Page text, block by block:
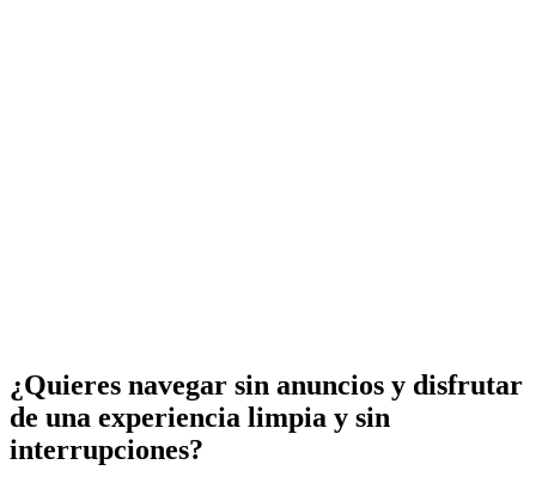
¿Quieres navegar sin anuncios y disfrutar
de una experiencia limpia y sin
interrupciones?